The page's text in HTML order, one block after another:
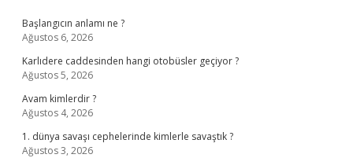
Başlangıcın anlamı ne ?
Ağustos 6, 2026
Karlıdere caddesinden hangi otobüsler geçiyor ?
Ağustos 5, 2026
Avam kimlerdir ?
Ağustos 4, 2026
1. dünya savaşı cephelerinde kimlerle savaştık ?
Ağustos 3, 2026